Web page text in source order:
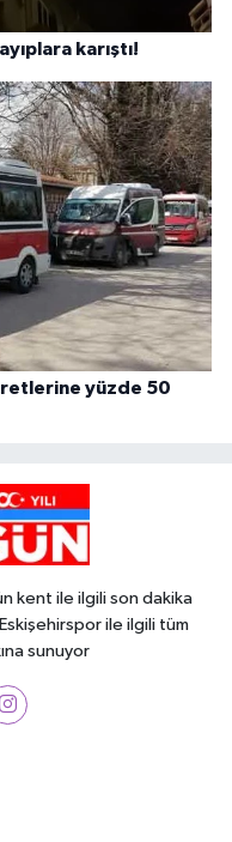
karıştı!
yüzde 50
kent ile ilgili son dakika
ile ilgili tüm
sunuyor